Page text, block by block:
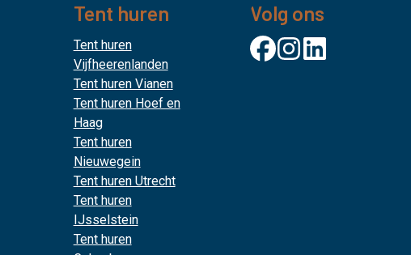
Tent huren
Tent huren
Vijfheerenlanden
Tent huren Vianen
Tent huren Hoef en
Haag
Tent huren
Nieuwegein
Tent huren Utrecht
Tent huren
IJsselstein
Tent huren
Volg ons